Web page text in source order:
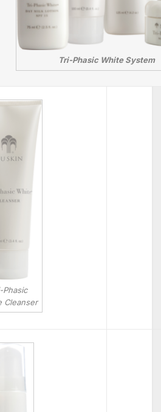
Tri-Phasic White System
Phasic
Cleanser